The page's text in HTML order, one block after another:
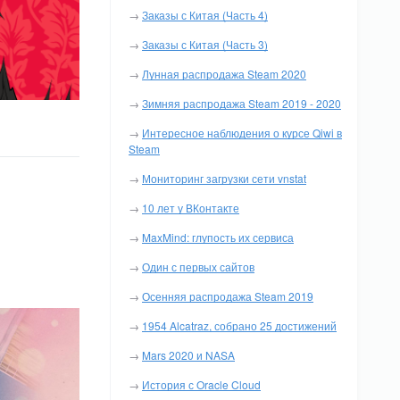
→ Заказы с Китая (Часть 4)
→ Заказы с Китая (Часть 3)
→ Лунная распродажа Steam 2020
→ Зимняя распродажа Steam 2019 - 2020
→ Интересное наблюдения о курсе Qiwi в
Steam
→ Мониторинг загрузки сети vnstat
→ 10 лет у ВКонтакте
→ MaxMind: глупость их сервиса
→ Один с первых сайтов
→ Осенняя распродажа Steam 2019
→ 1954 Alcatraz, собрано 25 достижений
→ Mars 2020 и NASA
→ История с Oracle Cloud